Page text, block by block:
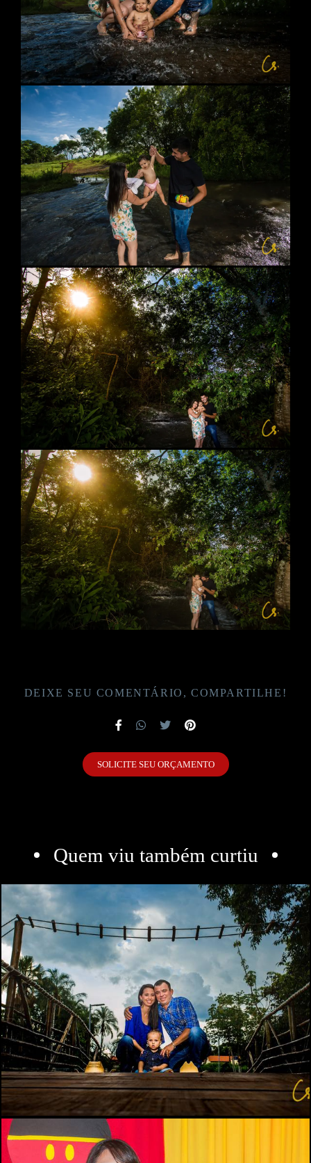
DEIXE SEU COMENTÁRIO, COMPARTILHE!
SOLICITE SEU ORÇAMENTO
Quem viu também curtiu
545